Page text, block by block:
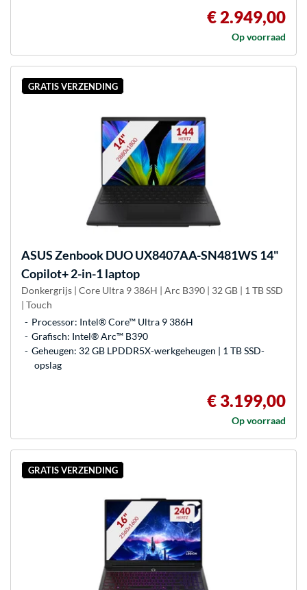
€ 2.949,00
Op voorraad
GRATIS VERZENDING
ASUSZenbook DUO UX8407AA-SN481WS 14"
Copilot+ 2-in-1 laptop
Donkergrijs | Core Ultra 9 386H | Arc B390 | 32 GB | 1 TB SSD
| Touch
Processor: Intel® Core™ Ultra 9 386H
Grafisch: Intel® Arc™ B390
Geheugen: 32 GB LPDDR5X-werkgeheugen | 1 TB SSD-
opslag
€ 3.199,00
Op voorraad
GRATIS VERZENDING